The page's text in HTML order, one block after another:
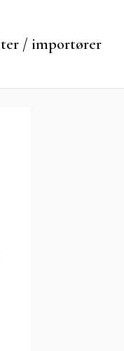
/ importører